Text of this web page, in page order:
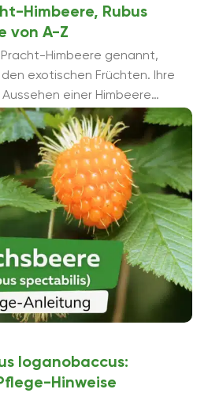
Himbeere, Rubus
von A-Z
Himbeere genannt,
exotischen Früchten. Ihre
einer Himbeere
Sträuchern. Die
loganobaccus:
Hinweise